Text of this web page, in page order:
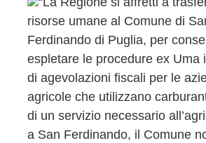
risorse umane al Comune di
Ferdinando di Puglia, per
espletare le procedure ex Uma
di agevolazioni fiscali per le
agricole che utilizzano
di un servizio necessario
a San Ferdinando, il Comune